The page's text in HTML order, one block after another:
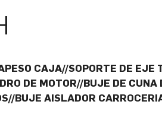
CAJA//SOPORTE DE EJE
DE MOTOR//BUJE DE
BUJE AISLADOR